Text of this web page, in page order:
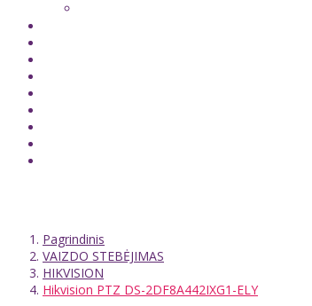
Pagrindinis
VAIZDO STEBĖJIMAS
HIKVISION
Hikvision PTZ DS-2DF8A442IXG1-ELY